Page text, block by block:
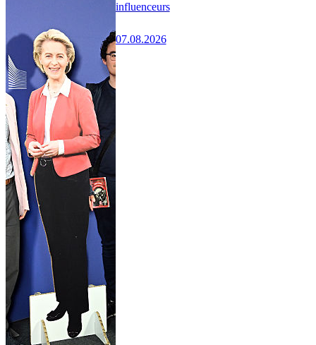
influenceurs
07.08.2026